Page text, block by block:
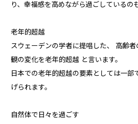
り、幸福感を高めながら過ごしているの
老年的超越
スウェーデンの学者に提唱した、 高齢
観の変化を老年的超越 と言います。
日本での老年的超越の要素としては一部
げられます。
自然体で日々を過ごす